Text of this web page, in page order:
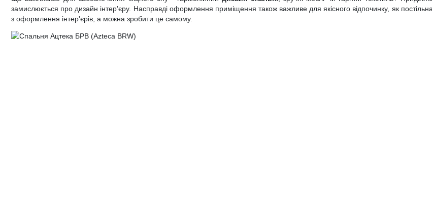
замислюється про дизайн інтер'єру. Насправді оформлення приміщення також важливе для якісного відпочинку, як постільна
з оформлення інтер'єрів, а можна зробити це самому.
Дитячі крісла та стільці
Дитячі стільчики
Високоглянцеві тумби для ванної кімнати
Тумби для ванної під дерево
Душові піддони
Унітази
Тумби офісні під техніку